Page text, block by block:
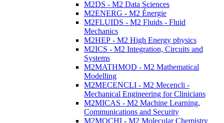
M2DS - M2 Data Sciences
M2ENERG - M2 Énergie
M2FLUIDS - M2 Fluids - Fluid
Mechanics
M2HEP - M2 High Energy physics
M2ICS - M2 Integration, Circuits and
Systems
M2MATHMOD - M2 Mathematical
Modelling
M2MECENCLI - M2 Mecencli -
Mechanical Engineering for Clinicians
M2MICAS - M2 Machine Learning,
Communications and Security
M2MOCHI - M2 Molecular Chemistry